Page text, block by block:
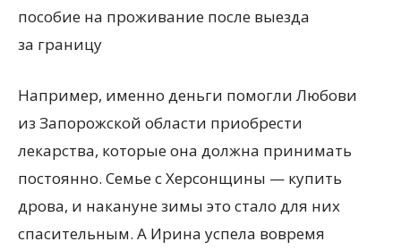
пособие на проживание после выезда
за границу
Например, именно деньги помогли Любови
из Запорожской области приобрести
лекарства, которые она должна принимать
постоянно. Семье с Херсонщины — купить
дрова, и накануне зимы это стало для них
спасительным. А Ирина успела вовремя